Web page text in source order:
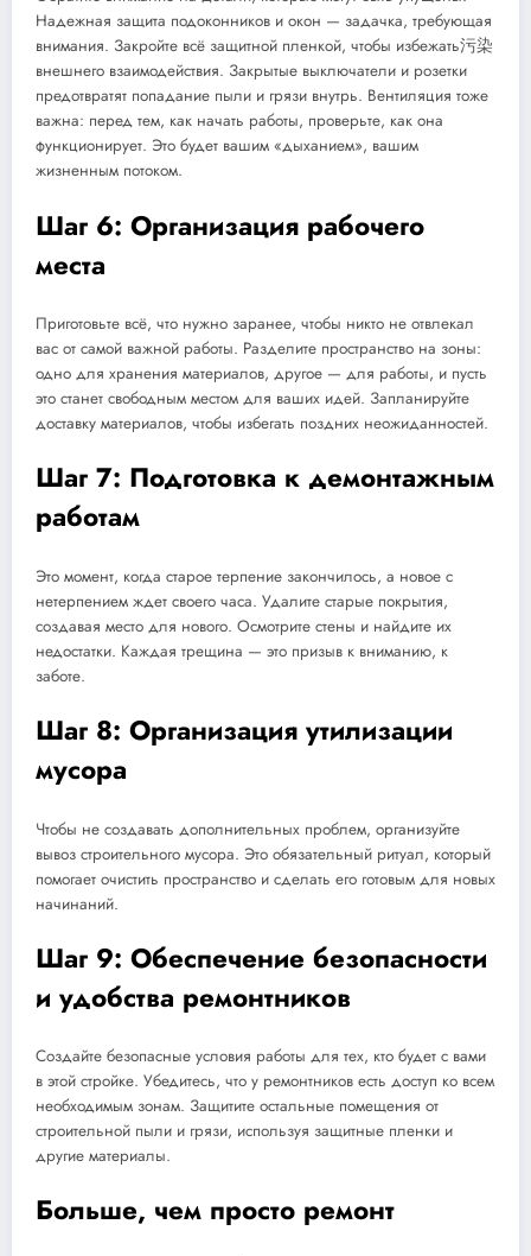
Надежная защита подоконников и окон — задачка, требующая
внимания. Закройте всё защитной пленкой, чтобы избежать污染
внешнего взаимодействия. Закрытые выключатели и розетки
предотвратят попадание пыли и грязи внутрь. Вентиляция тоже
важна: перед тем, как начать работы, проверьте, как она
функционирует. Это будет вашим «дыханием», вашим
жизненным потоком.
Шаг 6: Организация рабочего
места
Приготовьте всё, что нужно заранее, чтобы никто не отвлекал
вас от самой важной работы. Разделите пространство на зоны:
одно для хранения материалов, другое — для работы, и пусть
это станет свободным местом для ваших идей. Запланируйте
доставку материалов, чтобы избегать поздних неожиданностей.
Шаг 7: Подготовка к демонтажным
работам
Это момент, когда старое терпение закончилось, а новое с
нетерпением ждет своего часа. Удалите старые покрытия,
создавая место для нового. Осмотрите стены и найдите их
недостатки. Каждая трещина — это призыв к вниманию, к
заботе.
Шаг 8: Организация утилизации
мусора
Чтобы не создавать дополнительных проблем, организуйте
вывоз строительного мусора. Это обязательный ритуал, который
помогает очистить пространство и сделать его готовым для новых
начинаний.
Шаг 9: Обеспечение безопасности
и удобства ремонтников
Создайте безопасные условия работы для тех, кто будет с вами
в этой стройке. Убедитесь, что у ремонтников есть доступ ко всем
необходимым зонам. Защитите остальные помещения от
строительной пыли и грязи, используя защитные пленки и
другие материалы.
Больше, чем просто ремонт